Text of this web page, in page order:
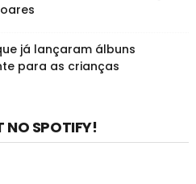
já lançaram álbuns
para as crianças
NO SPOTIFY!